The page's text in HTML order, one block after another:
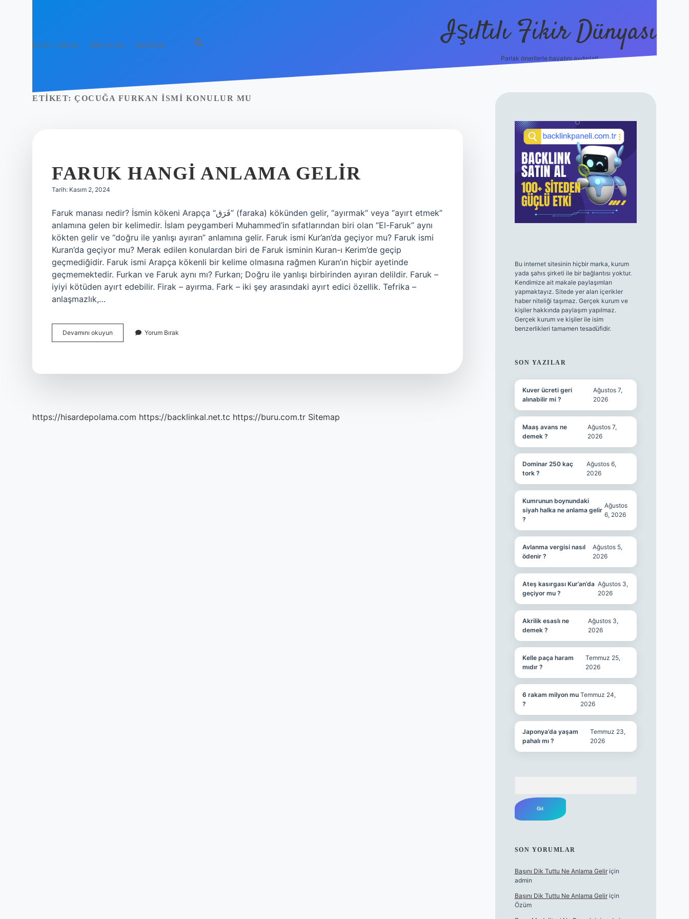
Gizlilik Politikası Hakkımızda Yasal Uyarı Işıltılı Fikir Dünyası
Parlak önerilerle hayatını aydınlat!
ETIKET: ÇOCUĞA FURKAN ISMI KONULUR MU
FARUK HANGI ANLAMA GELIR
Tarih: Kasım 2, 2024
Faruk manası nedir? İsmin kökeni Arapça “فَرَق” (faraka) kökünden gelir, “ayırmak” veya “ayırt etmek”
anlamına gelen bir kelimedir. İslam peygamberi Muhammed’in sıfatlarından biri olan “El-Faruk” aynı
kökten gelir ve “doğru ile yanlışı ayıran” anlamına gelir. Faruk ismi Kur’an’da geçiyor mu? Faruk ismi
Kuran’da geçiyor mu? Merak edilen konulardan biri de Faruk isminin Kuran-ı Kerim’de geçip
geçmediğidir. Faruk ismi Arapça kökenli bir kelime olmasına rağmen Kuran’ın hiçbir ayetinde
geçmemektedir. Furkan ve Faruk aynı mı? Furkan; Doğru ile yanlışı birbirinden ayıran delildir. Faruk –
iyiyi kötüden ayırt edebilir. Firak – ayırma. Fark – iki şey arasındaki ayırt edici özellik. Tefrika –
anlaşmazlık,…
Devamını okuyun
Hangi
Yorum Bırak
https://hisardepolama.com https://backlinkal.net.tc https://buru.com.tr Sitemap
SIDEBAR
Bu internet sitesinin hiçbir marka, kurum
yada şahıs şirketi ile bir bağlantısı yoktur.
Kendimize ait makale paylaşımları
yapmaktayız. Sitede yer alan içerikler
haber niteliği taşımaz. Gerçek kurum ve
kişiler hakkında paylaşım yapılmaz.
Gerçek kurum ve kişiler ile isim
benzerlikleri tamamen tesadüfidir.
SON YAZILAR
Kuver ücreti geri
alınabilir mi ?
Ağustos 7,
2026
Maaş avans ne
demek ?
Ağustos 7,
2026
Dominar 250 kaç
tork ?
Ağustos 6,
2026
Kumrunun boynundaki
siyah halka ne anlama gelir
?
Ağustos
6, 2026
Avlanma vergisi nasıl
ödenir ?
Ağustos 5,
2026
Ateş kasırgası Kur’an’da
geçiyor mu ?
Ağustos 3,
2026
Akrilik esaslı ne
demek ?
Ağustos 3,
2026
Kelle paça haram
mıdır ?
Temmuz 25,
2026
6 rakam milyon mu
?
Temmuz 24,
2026
Japonya’da yaşam
pahalı mı ?
Temmuz 23,
2026
SON YORUMLAR
Başını Dik Tuttu Ne Anlama Geliriçin
admin
Başını Dik Tuttu Ne Anlama Geliriçin
Özüm
ilbet canlı maç